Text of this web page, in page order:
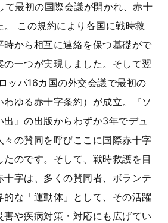
て最初の国際会議が開かれ、赤十
。 この規約により各国に戦時救
時から相互に連絡を保つ基礎がで
の一つが実現しました。そして翌
ッパ16カ国の外交会議で最初の
わゆる赤十字条約）が成立。『ソ
出』の出版からわずか3年でデュ
々の賛同を呼びここに国際赤十字
のです。そして、戦時救護を目
十字は、多くの賛同者、ボランテ
的な「運動体」として、その活躍
害や疾病対策・対応にも広げてい